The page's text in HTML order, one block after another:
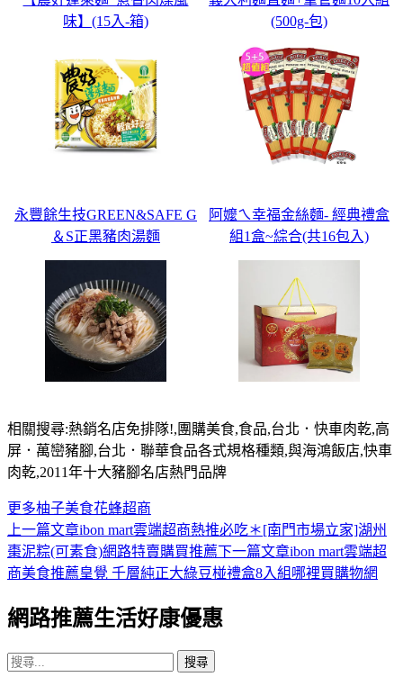
味】(15入-箱)
(500g-包)
永豐餘生技GREEN&SAFE G
＆S正黑豬肉湯麵
阿嬤ㄟ幸福金絲麵- 經典禮盒
組1盒~綜合(共16包入)
相關搜尋:熱銷名店免排隊!,團購美食,食品,台北．快車肉乾,高
屏．萬巒豬腳,台北．聯華食品各式規格種類,與海鴻飯店,快車
肉乾,2011年十大豬腳名店熱門品牌
更多柚子美食花蜂超商
文
章
覽
上一篇文章ibon mart雲端超商熱推必吃＊[南門市場立家]湖州
棗泥粽(可素食)網路特賣購買推薦下一篇文章ibon mart雲端超
商美食推薦皇覺 千層純正大綠豆椪禮盒8入組哪裡買購物網
網路推薦生活好康優惠
搜